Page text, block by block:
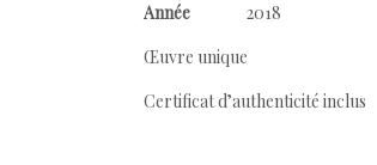
Année
2018
Œuvre unique
Certificat d’authenticité inclus